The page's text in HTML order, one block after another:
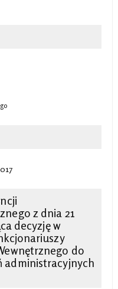
z dnia 21
decyzję w
do
administracyjnych